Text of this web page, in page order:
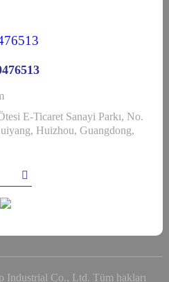
E-Ticaret Sanayi Parkı, No.
Huizhou, Guangdong,
Industrial Co., Ltd. Tüm hakları